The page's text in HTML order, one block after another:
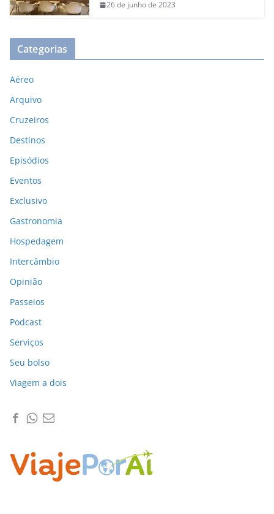
26 de junho de 2023
Categorias
Aéreo
Arquivo
Cruzeiros
Destinos
Episódios
Eventos
Exclusivo
Gastronomia
Hospedagem
Intercâmbio
Opinião
Passeios
Podcast
Serviços
Seu bolso
Viagem a dois